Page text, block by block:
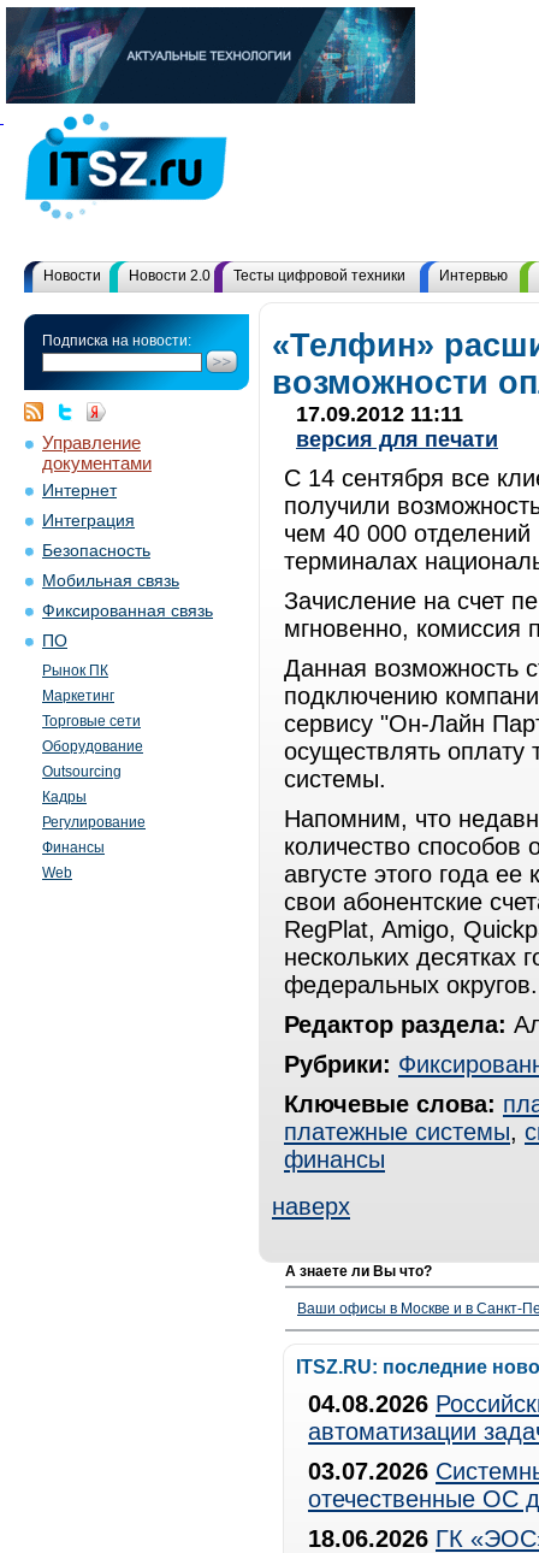
Новости Новости 2.0 Тесты цифровой техники Интервью
Подписка на новости:
Управление
документами
Интернет
Интеграция
Безопасность
Мобильная связь
Фиксированная связь
ПО
Рынок ПК
Маркетинг
Торговые сети
Оборудование
Outsourcing
Кадры
Регулирование
Финансы
Web
«Телфин»
возможности
17.09.2012 11:11
версия для печати
С 14 сентября все
получили
чем 40 000
терминалах
Зачисление на счет
мгновенно, комиссия
Данная возможность
подключению
сервису "Он-Лайн
осуществлять оплату
системы.
Напомним, что
количество способов
августе этого года
свои абонентские
RegPlat, Amigo,
нескольких десятках
федеральных округов.
Редактор раздела:
Рубрики:
Ключевые слова:
платежные системы,
финансы
наверх
А знаете ли Вы что?
Ваши офисы в Москве и в Санкт-
ITSZ.RU: последние
04.08.2026
автоматизации
03.07.2026
отечественные ОС
18.06.2026 ГК